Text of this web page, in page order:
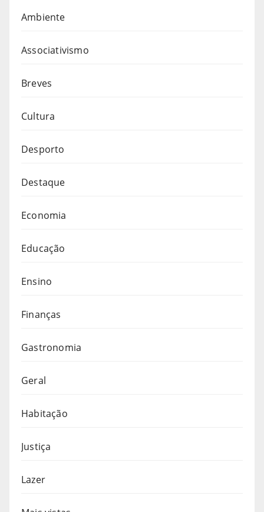
Ambiente
Associativismo
Breves
Cultura
Desporto
Destaque
Economia
Educação
Ensino
Finanças
Gastronomia
Geral
Habitação
Justiça
Lazer